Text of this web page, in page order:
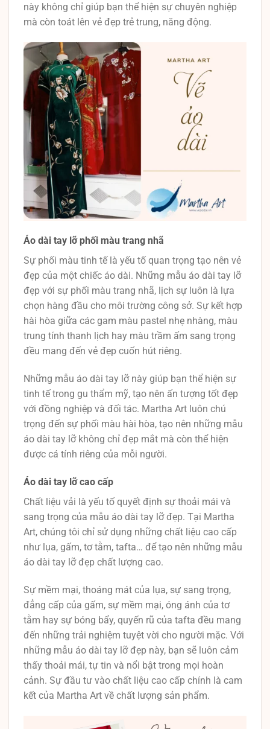
này không chỉ giúp bạn thể hiện sự chuyên nghiệp
mà còn toát lên vẻ đẹp trẻ trung, năng động.
Áo dài tay lỡ phối màu trang nhã
Sự phối màu tinh tế là yếu tố quan trọng tạo nên vẻ
đẹp của một chiếc áo dài. Những mẫu áo dài tay lỡ
đẹp với sự phối màu trang nhã, lịch sự luôn là lựa
chọn hàng đầu cho môi trường công sở. Sự kết hợp
hài hòa giữa các gam màu pastel nhẹ nhàng, màu
trung tính thanh lịch hay màu trầm ấm sang trọng
đều mang đến vẻ đẹp cuốn hút riêng.
Những mẫu áo dài tay lỡ này giúp bạn thể hiện sự
tinh tế trong gu thẩm mỹ, tạo nên ấn tượng tốt đẹp
với đồng nghiệp và đối tác. Martha Art luôn chú
trọng đến sự phối màu hài hòa, tạo nên những mẫu
áo dài tay lỡ không chỉ đẹp mắt mà còn thể hiện
được cá tính riêng của mỗi người.
Áo dài tay lỡ cao cấp
Chất liệu vải là yếu tố quyết định sự thoải mái và
sang trọng của mẫu áo dài tay lỡ đẹp. Tại Martha
Art, chúng tôi chỉ sử dụng những chất liệu cao cấp
như lụa, gấm, tơ tằm, tafta… để tạo nên những mẫu
áo dài tay lỡ đẹp chất lượng cao.
Sự mềm mại, thoáng mát của lụa, sự sang trọng,
đẳng cấp của gấm, sự mềm mại, óng ánh của tơ
tằm hay sự bóng bẩy, quyến rũ của tafta đều mang
đến những trải nghiệm tuyệt vời cho người mặc. Với
những mẫu áo dài tay lỡ đẹp này, bạn sẽ luôn cảm
thấy thoải mái, tự tin và nổi bật trong mọi hoàn
cảnh. Sự đầu tư vào chất liệu cao cấp chính là cam
kết của Martha Art về chất lượng sản phẩm.